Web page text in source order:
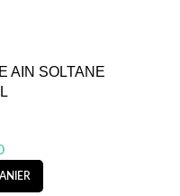
AIN SOLTANE